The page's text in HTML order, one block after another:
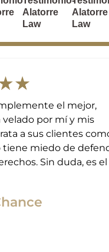
Alatorre
Law
Alatorre
Law
el mejor,
por mí y mis
a sus clientes
tiene miedo de
Sin duda, es el